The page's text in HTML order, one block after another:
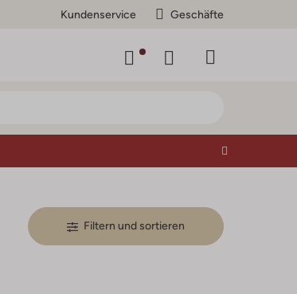
Kundenservice Geschäfte
Filtern und sortieren